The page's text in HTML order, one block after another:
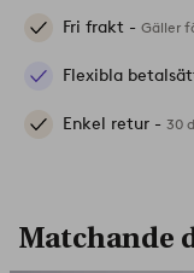
Fri frakt - Gäller
Flexibla
Enkel retur - 30
Matchande